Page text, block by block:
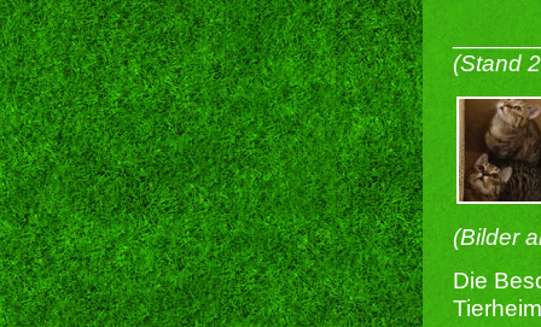
(Stand
(Bilder
Die